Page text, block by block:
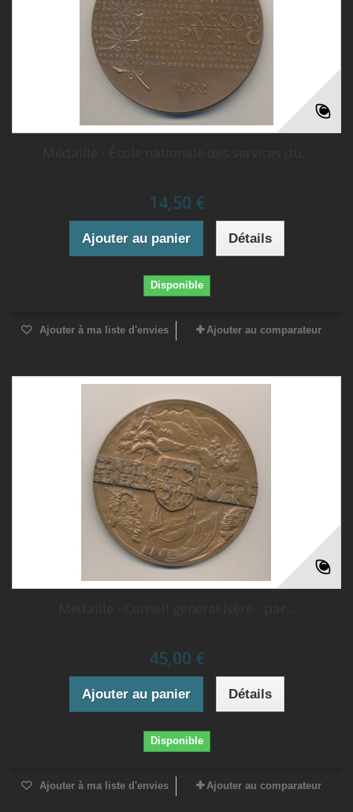
14,50 €
Ajouter au panier Détails
Disponible
Ajouter à ma liste d'envies Ajouter au comparateur
45,00 €
Ajouter au panier Détails
Disponible
Ajouter à ma liste d'envies Ajouter au comparateur